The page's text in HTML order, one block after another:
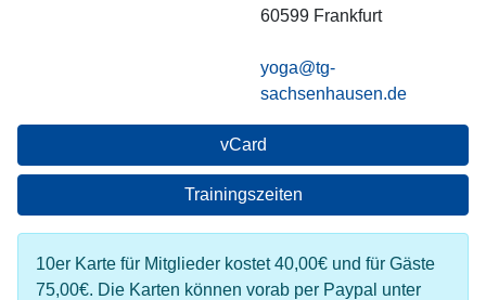
60599 Frankfurt
yoga@tg-
sachsenhausen.de
vCard
Trainingszeiten
10er Karte für Mitglieder kostet 40,00€ und für Gäste
75,00€. Die Karten können vorab per Paypal unter